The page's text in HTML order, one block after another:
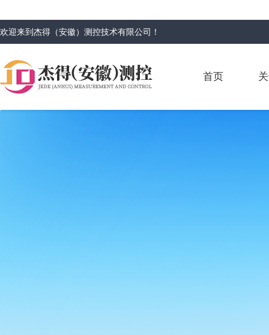
欢迎来到杰得（安徽）测控技术有限公司 ！
首页